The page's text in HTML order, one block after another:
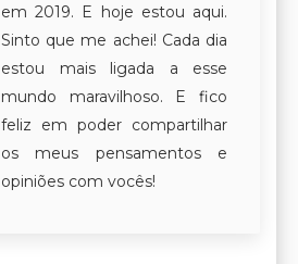
em 2019. E hoje estou aqui.
Sinto que me achei! Cada dia
estou mais ligada a esse
mundo maravilhoso. E fico
feliz em poder compartilhar
os meus pensamentos e
opiniões com vocês!